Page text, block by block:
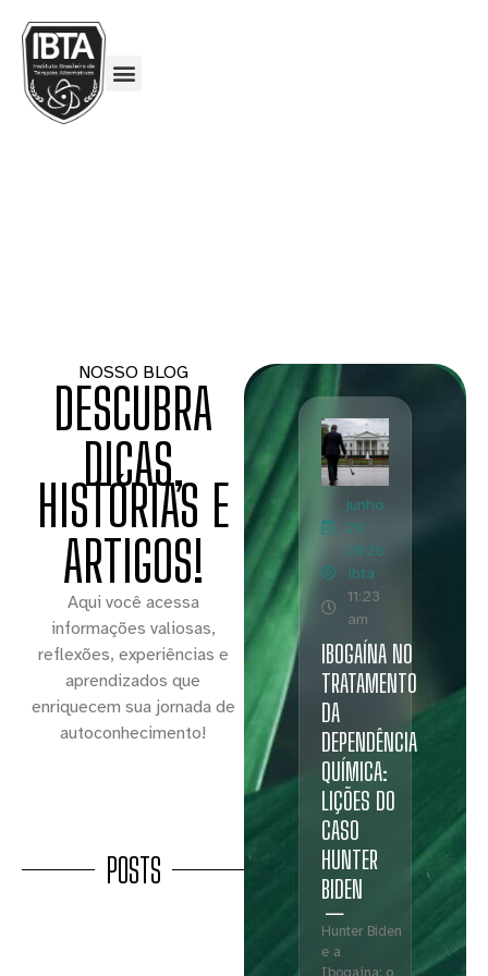
NOSSO BLOG
DESCUBRA
DICAS,
HISTÓRIAS E
ARTIGOS!
Aqui você acessa
informações valiosas,
reflexões, experiências e
aprendizados que
enriquecem sua jornada de
autoconhecimento!
POSTS
junho
29,
2026
ibta
11:23
am
IBOGAÍNA NO
TRATAMENTO
DA
DEPENDÊNCIA
QUÍMICA:
LIÇÕES DO
CASO
HUNTER
BIDEN
Hunter Biden
e a